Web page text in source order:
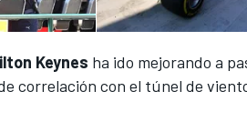
Keynes ha ido mejorando a
correlación con el túnel de